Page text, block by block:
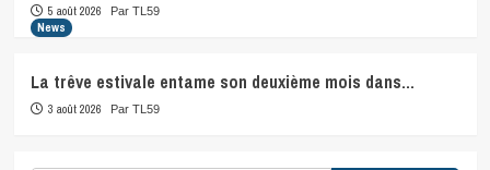
5 août 2026 Par TL59
News
La trêve estivale entame son deuxième mois dans…
3 août 2026 Par TL59